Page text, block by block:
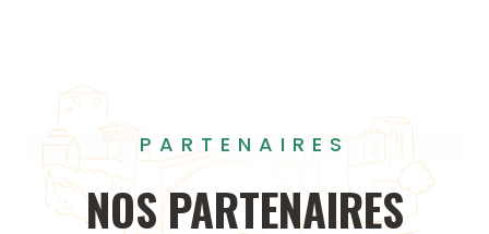
PARTENAIRES
NOS PARTENAIRES